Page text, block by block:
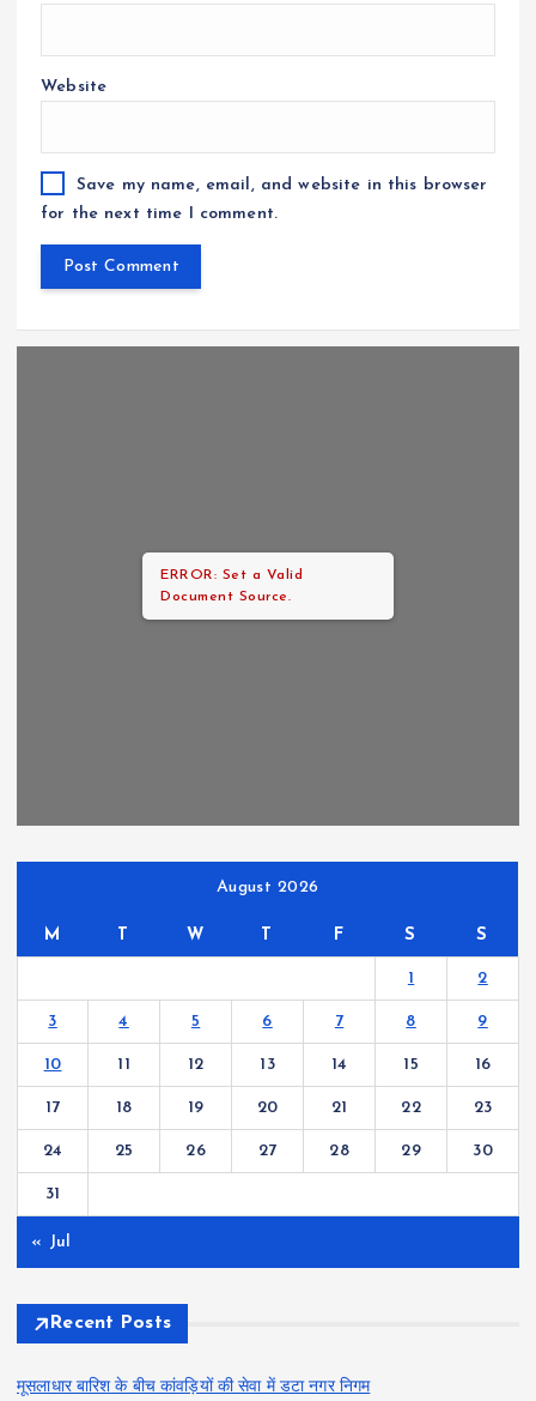
Website
Save my name, email, and website in this browser
for the next time I comment.
ERROR: Set a Valid
Document Source.
August 2026
M T W T F S S
1 2
3 4 5 6 7 8 9
10 11 12 13 14 15 16
17 18 19 20 21 22 23
24 25 26 27 28 29 30
31
« Jul
Recent Posts
मूसलाधार बारिश के बीच कांवड़ियों की सेवा में डटा नगर निगम